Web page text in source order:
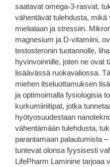
saatavat omega-3-rasvat,
vähentävät tulehdusta,
mielialaan ja stressiin.
magnesium ja D-vitamiini,
testosteronin tuotannolle,
hyvinvoinnille, joten ne ovat
lisäävässä ruokavaliossa.
miehen itseluottamuksen
ja optimoimalla fysiologisia
kurkumiinitipat, jotka
hyötyosuudestaan
vähentämään tulehdusta,
parantamaan palautumista
tuntevat olonsa fyysisesti
LifePharm Laminine tarjoaa